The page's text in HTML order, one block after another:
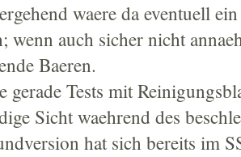
waere da eventuell
wenn auch sicher nicht
Baeren.
gerade Tests mit
Sicht waehrend des
hat sich bereits im